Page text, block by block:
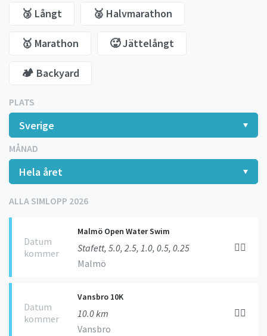
🥉 Långt 🥈 Halvmarathon
🥇 Marathon 🥵 Jättelångt
🏕️ Backyard
PLATS
MÅNAD
ALLA SIMLOPP 2026
Datum
kommer
Malmö Open Water Swim
Stafett, 5.0, 2.5, 1.0, 0.5, 0.25
Malmö
🏊‍♀️
Datum
kommer
Vansbro 10K
10.0 km
Vansbro
🏊‍♀️